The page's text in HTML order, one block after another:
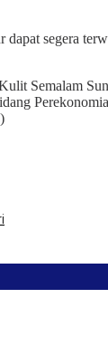
segera
Semalam